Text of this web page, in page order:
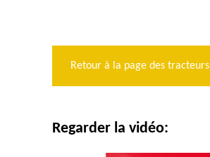
Retour à la page des tracteurs
Regarder la vidéo: